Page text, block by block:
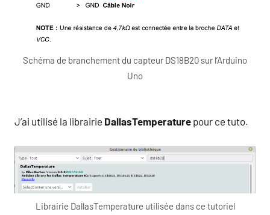
Schéma de branchement du capteur DS18B20 sur l’Arduino
Uno
J’ai utilisé la librairie DallasTemperature pour ce tuto.
Librairie DallasTemperature utilisée dans ce tutoriel